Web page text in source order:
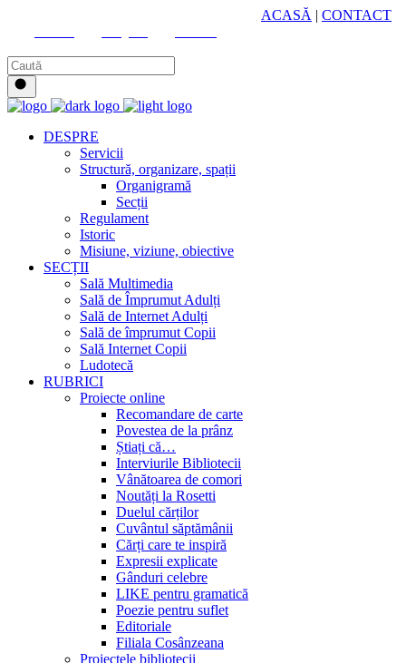
ACASĂ | CONTACT
DESPRE
Servicii
Structură, organizare, spații
Organigramă
Secții
Regulament
Istoric
Misiune, viziune, obiective
SECȚII
Sală Multimedia
Sală de Împrumut Adulți
Sală de Internet Adulți
Sală de împrumut Copii
Sală Internet Copii
Ludotecă
RUBRICI
Proiecte online
Recomandare de carte
Povestea de la prânz
Știați că…
Interviurile Bibliotecii
Vânătoarea de comori
Noutăți la Rosetti
Duelul cărților
Cuvântul săptămânii
Cărți care te inspiră
Expresii explicate
Gânduri celebre
LIKE pentru gramatică
Poezie pentru suflet
Editoriale
Filiala Cosânzeana
Proiectele bibliotecii